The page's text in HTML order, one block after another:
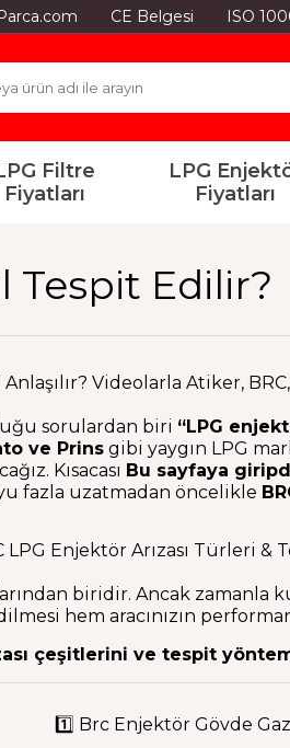
CE Belgesi ISO
Filtre
Fiyatları
LPG
Fiyatları
Tespit Edilir?
Anlaşılır? Videolarla Atiker,
sorulardan biri “LPG
ve Prins gibi yaygın LPG
Kısacası Bu sayfaya
fazla uzatmadan öncelikle
LPG Enjektör Arızası Türleri &
biridir. Ancak zamanla
hem aracınızın
çeşitlerini ve tespit
1️⃣ Brc Enjektör Gövde Gaz